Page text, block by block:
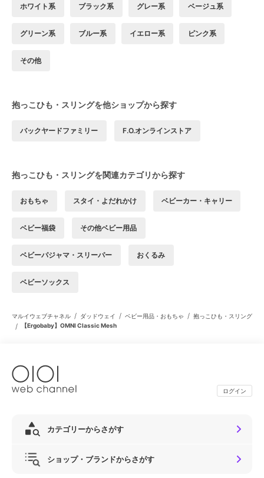
ホワイト系 ブラック系 グレー系 ベージュ系
グリーン系 ブルー系 イエロー系 ピンク系
その他
抱っこひも・スリングを他ショップから探す
バックヤードファミリー F.O.オンラインストア
抱っこひも・スリングを関連カテゴリから探す
おもちゃ スタイ・よだれかけ ベビーカー・キャリー
ベビー福袋 その他ベビー用品
ベビーパジャマ・スリーパー おくるみ
ベビーソックス
マルイウェブチャネル / ダッドウェイ / ベビー用品・おもちゃ / 抱っこひも・スリング
/ 【Ergobaby】OMNI Classic Mesh
ログイン
カテゴリーからさがす
ショップ・ブランドからさがす